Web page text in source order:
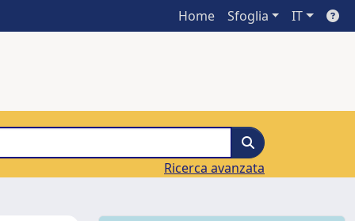
Home Sfoglia IT
Ricerca avanzata